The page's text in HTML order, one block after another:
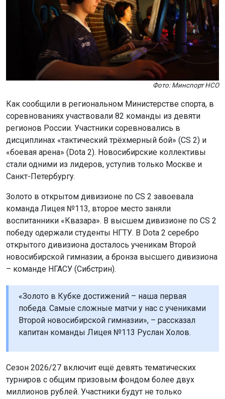
Фото: Минспорт НСО
Как сообщили в региональном Министерстве спорта, в
соревнованиях участвовали 82 команды из девяти
регионов России. Участники соревновались в
дисциплинах «тактический трёхмерный бой» (CS 2) и
«боевая арена» (Dota 2). Новосибирские коллективы
стали одними из лидеров, уступив только Москве и
Санкт-Петербургу.
Золото в открытом дивизионе по CS 2 завоевала
команда Лицея №113, второе место заняли
воспитанники «Квазара». В высшем дивизионе по CS 2
победу одержали студенты НГТУ. В Dota 2 серебро
открытого дивизиона досталось ученикам Второй
новосибирской гимназии, а бронза высшего дивизиона
– команде НГАСУ (Сибстрин).
«Золото в Кубке достижений – наша первая
победа. Самые сложные матчи у нас с учениками
Второй новосибирской гимназии», – рассказал
капитан команды Лицея №113 Руслан Холов.
Сезон 2026/27 включит ещё девять тематических
турниров с общим призовым фондом более двух
миллионов рублей. Участники будут не только